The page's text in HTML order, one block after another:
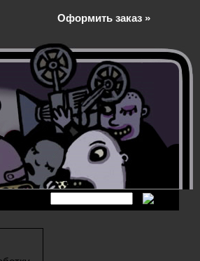
Оформить заказ »